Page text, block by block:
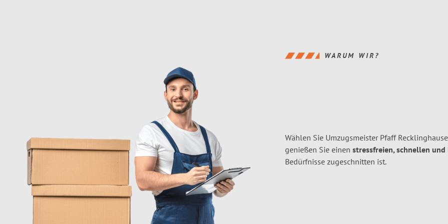
WARUM WIR?
Wählen Sie Umzugsmeister Pfaff
genießen Sie einen stressfreien, schnellen
Bedürfnisse zugeschnitten ist.